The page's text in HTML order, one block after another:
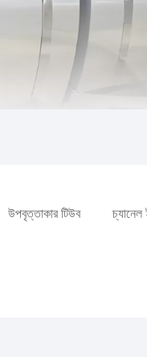
উপবৃত্তাকার টিউব